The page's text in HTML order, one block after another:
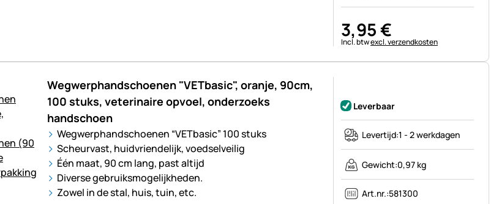
3,95€
Belastinginformatie:
Incl. btwexcl. verzendkosten
Wegwerphandschoenen "VETbasic", oranje, 90cm,
100 stuks, veterinaire opvoel, onderzoeks
handschoen
Wegwerphandschoenen “VETbasic” 100 stuks
Scheurvast, huidvriendelijk, voedselveilig
Één maat, 90 cm lang, past altijd
Diverse gebruiksmogelijkheden.
Zowel in de stal, huis, tuin, etc.
Leverbaar
Levertijd:1 - 2 werkdagen
Gewicht:0,97 kg
Art.nr.:581300